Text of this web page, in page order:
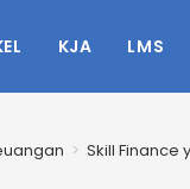
KJA LMS
> Skill Finance